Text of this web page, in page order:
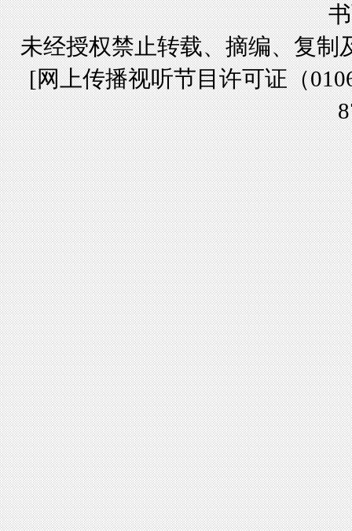
未经授权禁止转载、摘编、复制
[网上传播视听节目许可证（